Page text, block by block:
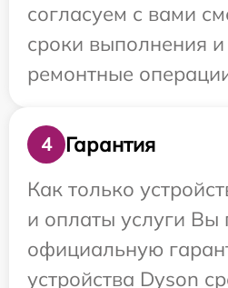
согласуем с вами
сроки выполнения
ремонтные
4
Гарантия
Как только
и оплаты услуги Вы
официальную
устройства Dyson